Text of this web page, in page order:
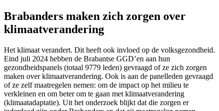
Brabanders maken zich zorgen over
klimaatverandering
Het klimaat verandert. Dit heeft ook invloed op de volksgezondheid.
Eind juli 2024 hebben de Brabantse GGD’en aan hun
gezondheidspanels (totaal 9779 leden) gevraagd of ze zich zorgen
maken over klimaatverandering. Ook is aan de panelleden gevraagd
of ze zelf maatregelen nemen: om de impact op het milieu te
verkleinen en om beter om te gaan met klimaatverandering
(klimaatadaptatie). Uit het onderzoek blijkt dat die zorgen er